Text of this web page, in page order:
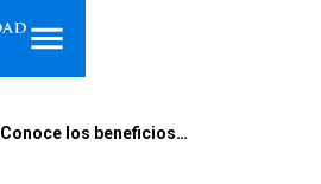
Conoce los beneficios…